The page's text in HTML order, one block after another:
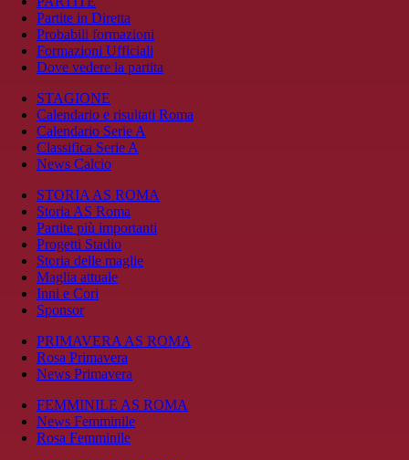
Partite in Diretta
Probabili formazioni
Formazioni Ufficiali
Dove vedere la partita
STAGIONE
Calendario e risultati Roma
Calendario Serie A
Classifica Serie A
News Calcio
STORIA AS ROMA
Storia AS Roma
Partite più importanti
Progetti Stadio
Storia delle maglie
Maglia attuale
Inni e Cori
Sponsor
PRIMAVERA AS ROMA
Rosa Primavera
News Primavera
FEMMINILE AS ROMA
News Femminile
Rosa Femminile